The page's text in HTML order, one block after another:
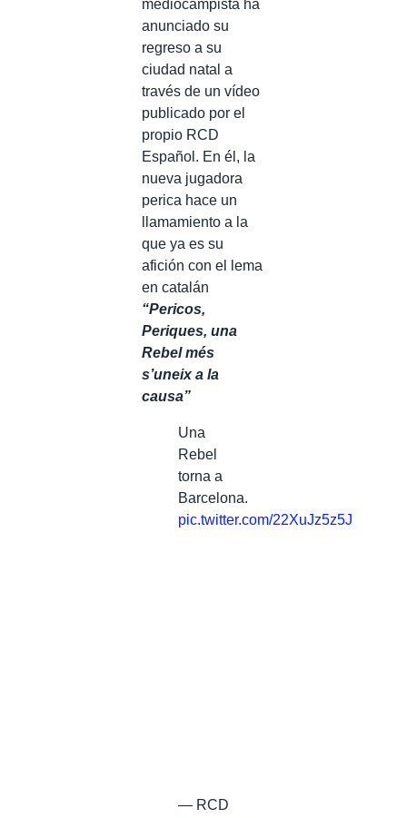
mediocampista ha
anunciado su
regreso a su
ciudad natal a
través de un vídeo
publicado por el
propio RCD
Español. En él, la
nueva jugadora
perica hace un
llamamiento a la
que ya es su
afición con el lema
en catalán
“Pericos,
Periques, una
Rebel més
s’uneix a la
causa”
Una
Rebel
torna a
Barcelona.
pic.twitter.com/22XuJz5z5J
— RCD